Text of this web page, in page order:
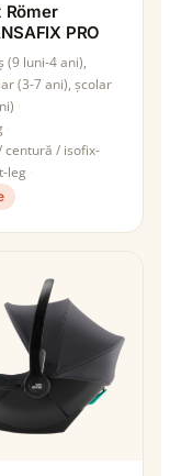
Römer
PRO
(9 luni-4 ani),
(3-7 ani), școlar
centură / isofix-
leg